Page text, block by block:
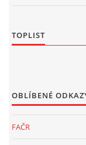
TOPLIST
OBLÍBENÉ
FAČR